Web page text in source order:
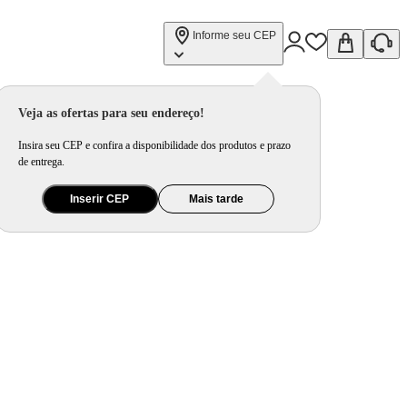
Informe seu CEP
Veja as ofertas para seu endereço!
Insira seu CEP e confira a disponibilidade dos produtos e prazo
de entrega.
Inserir CEP Mais tarde